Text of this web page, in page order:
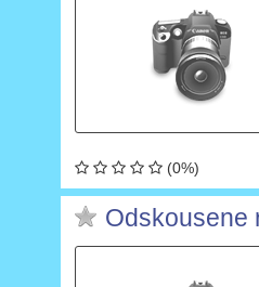
(0%)
Odskousene